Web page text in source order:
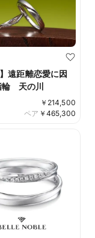
遠距離恋愛に因
輪 天の川
￥ 214,500
￥ 465,300
ペア